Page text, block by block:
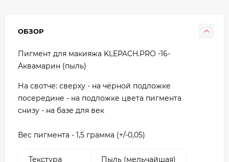
ОБЗОР
Пигмент для макияжа KLEPACH.PRO -16-
Аквамарин (пыль)
На свотче: сверху - на чёрной подложке
посередине - на подложке цвета пигмента
снизу - на базе для век
Вес пигмента - 1,5 грамма (+/-0,05)
Текстура Пыль (мельчайшая)